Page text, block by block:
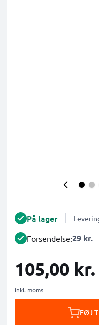
På lager
Forsendelse:29 kr.
105,00 kr.
inkl. moms
FØJ